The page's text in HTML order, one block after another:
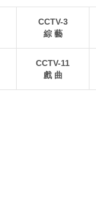
8月1日，北京故宮博
CCTV-3
綜 藝
CCTV-11
戲 曲